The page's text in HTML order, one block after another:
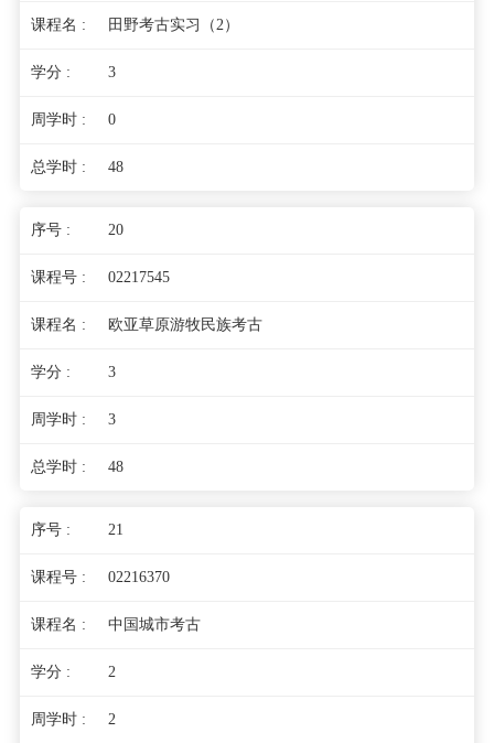
田野考古实习（2）
3
0
48
20
02217545
欧亚草原游牧民族考古
3
3
48
21
02216370
中国城市考古
2
2